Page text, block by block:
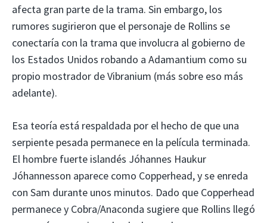
afecta gran parte de la trama. Sin embargo, los
rumores sugirieron que el personaje de Rollins se
conectaría con la trama que involucra al gobierno de
los Estados Unidos robando a Adamantium como su
propio mostrador de Vibranium (más sobre eso más
adelante).
Esa teoría está respaldada por el hecho de que una
serpiente pesada permanece en la película terminada.
El hombre fuerte islandés Jóhannes Haukur
Jóhannesson aparece como Copperhead, y se enreda
con Sam durante unos minutos. Dado que Copperhead
permanece y Cobra/Anaconda sugiere que Rollins llegó